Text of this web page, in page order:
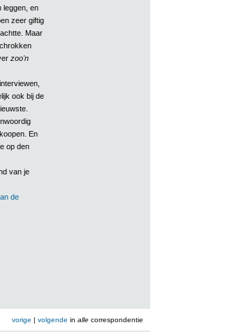
leggen, en
zeer giftig
Maar
zoo'n
ook bij de
En
op den
van je
de
vorige | volgende in allecorrespondentie